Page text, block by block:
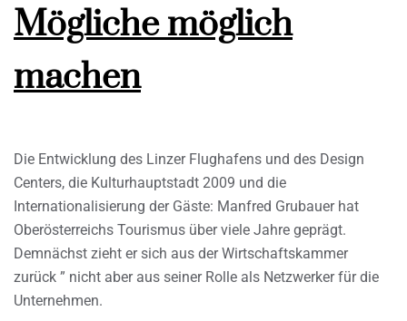
Mögliche möglich
machen
Die Entwicklung des Linzer Flughafens und des Design
Centers, die Kulturhauptstadt 2009 und die
Internationalisierung der Gäste: Manfred Grubauer hat
Oberösterreichs Tourismus über viele Jahre geprägt.
Demnächst zieht er sich aus der Wirtschaftskammer
zurück ” nicht aber aus seiner Rolle als Netzwerker für die
Unternehmen.